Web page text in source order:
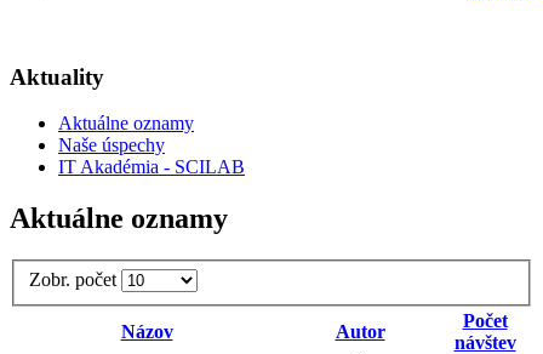
Aktuality
Aktuálne oznamy
Naše úspechy
IT Akadémia - SCILAB
Aktuálne oznamy
Zobr. počet
Názov Autor
Počet
návštev